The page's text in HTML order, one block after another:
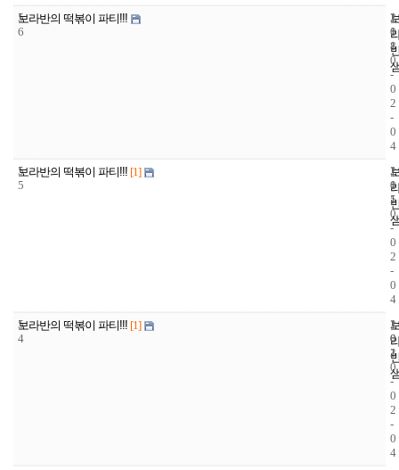
5
6
보라반의 떡볶이 파티!!!
1
1
8
2
0
1
0
-
0
2
-
0
4
5
5
보라반의 떡볶이 파티!!! [1]
1
1
5
2
0
1
0
-
0
2
-
0
4
5
4
보라반의 떡볶이 파티!!! [1]
1
0
3
2
0
1
0
-
0
2
-
0
4